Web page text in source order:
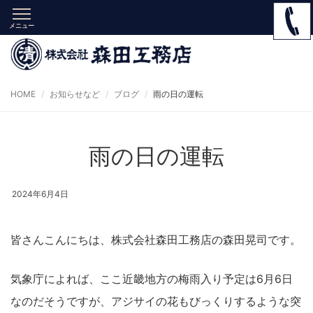
メニュー
HOME お知らせなど ブログ 雨の日の運転
雨の日の運転
2024年6月4日
皆さんこんにちは、株式会社森田工務店の森田晃司です。
気象庁によれば、ここ近畿地方の梅雨入り予定は6月6日
なのだそうですが、アジサイの花もびっくりするような突